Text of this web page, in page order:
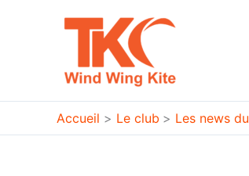
Accueil Le club Les news